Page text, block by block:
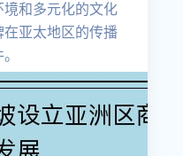
和多元化的文化
亚太地区的传播